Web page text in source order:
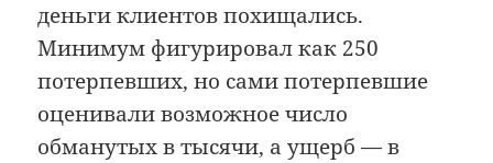
деньги клиентов похищались.
Минимум фигурировал как 250
потерпевших, но сами потерпевшие
оценивали возможное число
обманутых в тысячи, а ущерб — в